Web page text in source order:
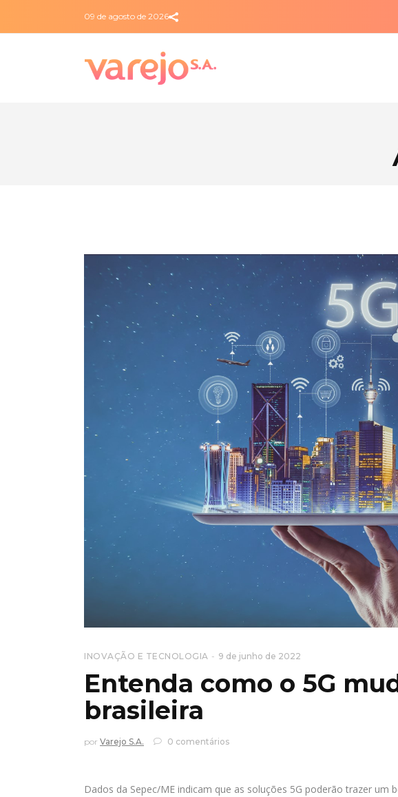
09 de agosto de 2026
INOVAÇÃO E TECNOLOGIA 9 de junho de 2022
Entenda como o 5G
brasileira
por Varejo S.A. 0 comentários
Dados da Sepec/ME indicam que as soluções 5G poderão trazer um